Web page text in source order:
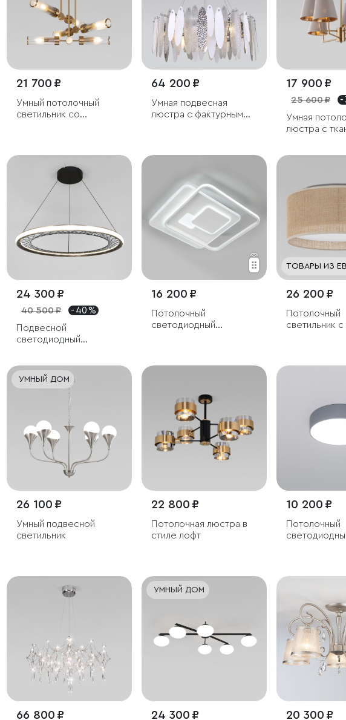
21 700 ₽
Умный потолочный
светильник со
64 200 ₽
Умная подвесная
люстра с фактурным
17 900 ₽
25 600 ₽
-
Умная
люстра с
24 300 ₽
40 500 ₽
- 40 %
Подвесной
светодиодный
16 200 ₽
Потолочный
светодиодный
ТОВАРЫ ИЗ
26 200 ₽
Потолочный
светильник
УМНЫЙ ДОМ
26 100 ₽
Умный подвесной
светильник
22 800 ₽
Потолочная люстра в
стиле лофт
10 200 ₽
Потолочный
66 800 ₽
УМНЫЙ ДОМ
24 300 ₽ 20 300 ₽